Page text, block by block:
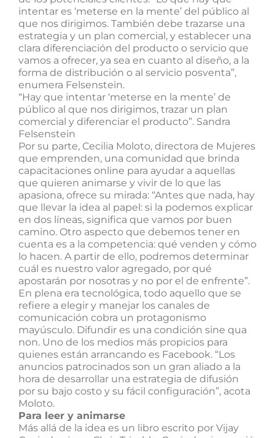
intentar es ‘meterse en la mente’ del público al
que nos dirigimos. También debe trazarse una
estrategia y un plan comercial, y establecer una
clara diferenciación del producto o servicio que
vamos a ofrecer, ya sea en cuanto al diseño, a la
forma de distribución o al servicio posventa”,
enumera Felsenstein.
“Hay que intentar ‘meterse en la mente’ de
público al que nos dirigimos, trazar un plan
comercial y diferenciar el producto”. Sandra
Felsenstein
Por su parte, Cecilia Moloto, directora de Mujeres
que emprenden, una comunidad que brinda
capacitaciones online para ayudar a aquellas
que quieren animarse y vivir de lo que las
apasiona, ofrece su mirada: “Antes que nada, hay
que llevar la idea al papel: si la podemos explicar
en dos líneas, significa que vamos por buen
camino. Otro aspecto que debemos tener en
cuenta es a la competencia: qué venden y cómo
lo hacen. A partir de ello, podremos determinar
cuál es nuestro valor agregado, por qué
apostarán por nosotras y no por el de enfrente”.
En plena era tecnológica, todo aquello que se
refiere a elegir y manejar los canales de
comunicación cobra un protagonismo
mayúsculo. Difundir es una condición sine qua
non. Uno de los medios más propicios para
quienes están arrancando es Facebook. “Los
anuncios patrocinados son un gran aliado a la
hora de desarrollar una estrategia de difusión
por su bajo costo y su fácil configuración”, acota
Moloto.
Para leer y animarse
Más allá de la idea es un libro escrito por Vijay